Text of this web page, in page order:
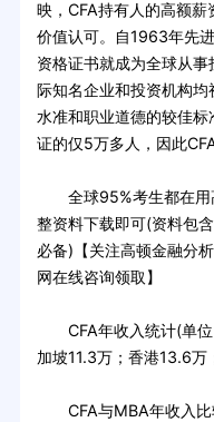
映，CFA持有人的高额薪
价值认可。自1963年先
资格证书就成为全球从
际知名企业和投资机构
水准和职业道德的较佳标
证的仅5万多人，因此
全球95%考生都在用
整资料下载即可(资料包
必备)【关注高顿金融分
网在线咨询领取】
CFA年收入统计(单位
加坡11.3万；香港13.6万
CFA与MBA年收入比